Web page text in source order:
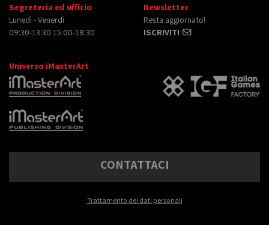
Segreteria ed ufficio
Lunedì - Venerdì
09:30-13:30 15:00-18:30
Newsletter
Resta aggiornato!
ISCRIVITI
Universo iMasterArt
CONTATTACI
Trattamento dei dati personali